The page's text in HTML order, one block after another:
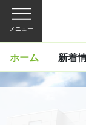
メニュー
ホーム 新着